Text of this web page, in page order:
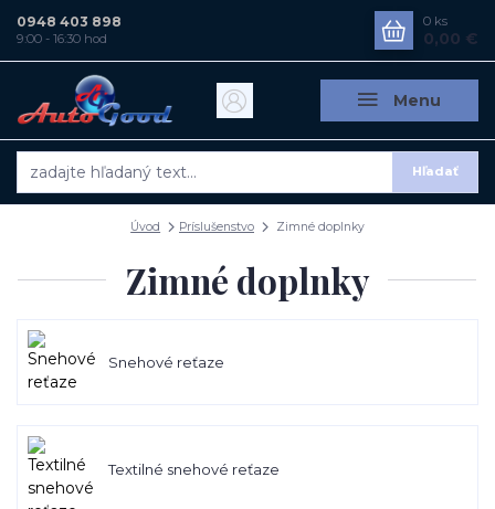
Menu
Hľadať
0948 403 898
9:00 - 16:30 hod
0 ks
0,00 €
Úvod Príslušenstvo Zimné doplnky
Zimné doplnky
Snehové reťaze
Textilné snehové reťaze